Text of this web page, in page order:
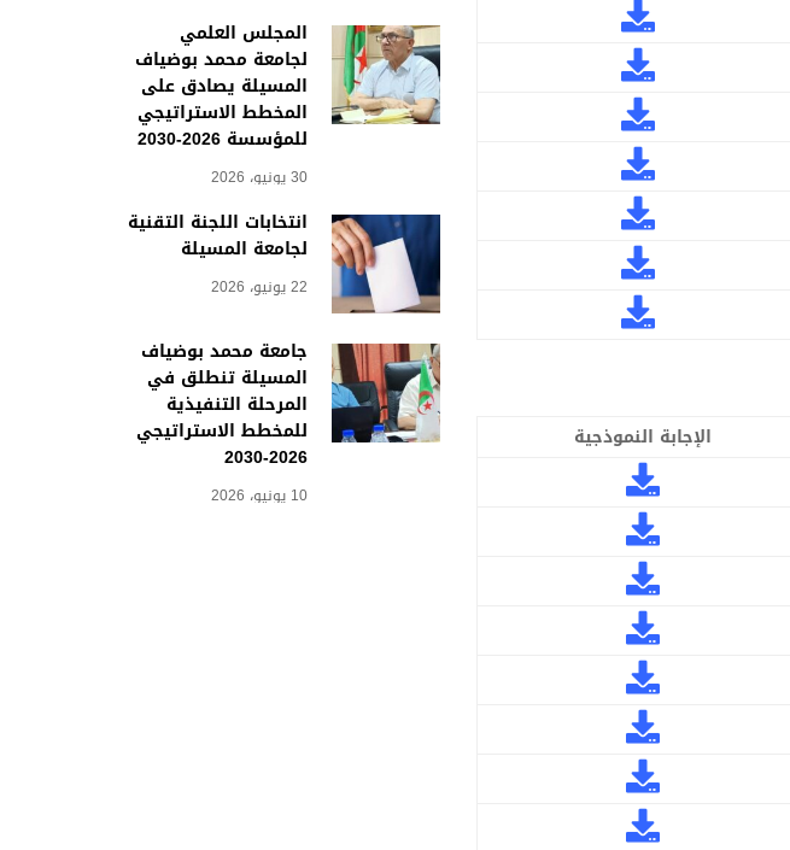
الإجابة النموذجية
المجلس العلمي
لجامعة محمد بوضياف
المسيلة يصادق على
المخطط الاستراتيجي
للمؤسسة 2026-2030
30 يونيو، 2026
انتخابات اللجنة التقنية
لجامعة المسيلة
22 يونيو، 2026
جامعة محمد بوضياف
المسيلة تنطلق في
المرحلة التنفيذية
للمخطط الاستراتيجي
2026-2030
10 يونيو، 2026